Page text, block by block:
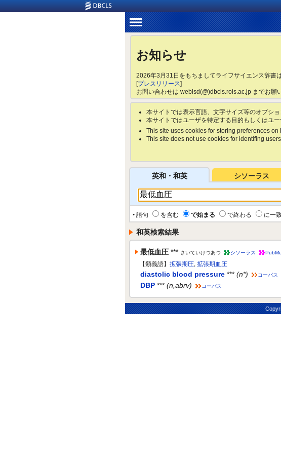
お知らせ
2026年3月31日をもちましてライフサイエンス辞書
[プレスリリース]
お問い合わせは weblsd(@)dbcls.rois.ac.jp までお願
本サイトでは表示言語、文字サイズ等のオプシ
本サイトではユーザを特定する目的もしくはユ
This site uses cookies for storing preferences
This site does not use cookies for identifing
英和・和英 シソーラス
‣ 語句 を含む で始まる で終わる
に一
和英検索結果
最低血圧 *** さいていけつあつ シソーラス
【類義語】 拡張期圧, 拡張期血圧
diastolic blood pressure *** (n*) コーパス
DBP *** (n,abrv) コーパス